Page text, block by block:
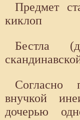
Предмет
киклоп
Бестла
Согласно
внучкой
дочерью